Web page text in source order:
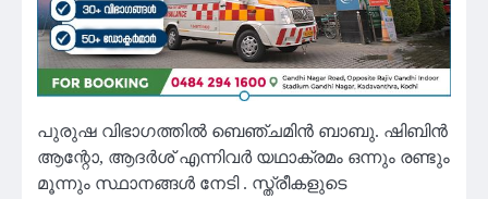
പുരുഷ വിഭാഗത്തില്‍ ബെഞ്ചമിന്‍ ബാബു. ഷിബിന്‍
ആന്റോ, ആദര്‍ശ് എന്നിവര്‍ യഥാക്രമം ഒന്നും രണ്ടും
മൂന്നും സ്ഥാനങ്ങള്‍ നേടി . സ്ത്രീകളുടെ